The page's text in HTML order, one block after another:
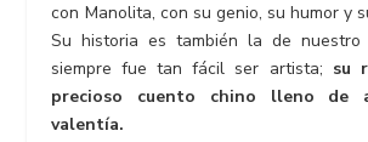
con Manolita, con su genio, su humor y
Su historia es también la de nuestro
siempre fue tan fácil ser artista; su
precioso cuento chino lleno de
valentía.